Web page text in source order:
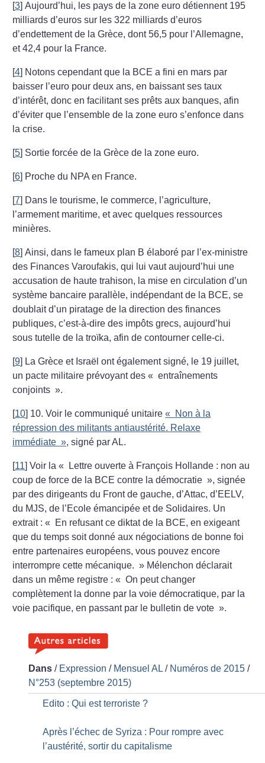
[3]Aujourd’hui, les pays de la zone euro détiennent 195
milliards d’euros sur les 322 milliards d’euros
d’endettement de la Grèce, dont 56,5 pour l’Allemagne,
et 42,4 pour la France.
[4] Notons cependant que la BCE a finien mars par
baisser l’euro pour deux ans, en baissant ses taux
d’intérêt, doncen facilitant ses prêts aux banques,afin
d’éviter que l’ensemble de la zone euro s’enfonce dans
la crise.
[5] Sortie forcée de la Grèce de la zone euro.
[6] Proche du NPA en France.
[7] Dans le tourisme, le commerce, l’agriculture,
l’armement maritime, et avec quelques ressources
minières.
[8]Ainsi, dans le fameux plan B élaboré par l’ex-ministre
des Finances Varoufakis, qui lui vaut aujourd’hui une
accusationde haute trahison, la mise en circulation d’un
système bancaire parallèle, indépendant de la BCE, se
doublaitd’un piratage de la direction des finances
publiques, c’est-à-dire des impôts grecs, aujourd’hui
sous tutelle de la troïka,afin de contourner celle-ci.
[9] La Grèce et Israël ont également signé, le 19 juillet,
un pacte militaire prévoyant des « entraînements
conjoints ».
[10] 10. Voir le communiqué unitaire« Non à la
répression des militants antiaustérité. Relaxe
immédiate », signé par AL.
[11]Voir la «
Lettre ouverte à François Hollande : non au
coup de force de la BCE contre la démocratie », signée
par des dirigeants du Front de gauche, d’Attac, d’EELV,
du MJS, de l’Ecole émancipée et de Solidaires. Un
extrait :«
En refusant ce diktat de la BCE, en exigeant
que du temps soit donné aux négociations de bonne foi
entre partenaires européens, vous pouvez encore
interrompre cette mécanique. » Mélenchon déclarait
dans un même registre : « On peut changer
complètement la donne par la voie démocratique, par la
voie pacifique, en passant par le bulletin de vote ».
Dans / Expression / Mensuel AL/ Numéros de 2015 /
N°253 (septembre 2015)
Edito : Qui est terroriste ?
Après l’échec de Syriza : Pour rompre avec
l’austérité, sortir du capitalisme